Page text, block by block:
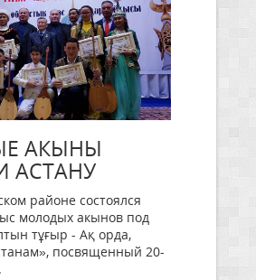
АКЫНЫ
АСТАНУ
районе состоялся
молодых акынов под
тұғыр - Ақ орда,
посвященный 20-